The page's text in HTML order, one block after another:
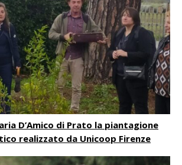
D’Amico di Prato la piantagione
realizzato da Unicoop Firenze